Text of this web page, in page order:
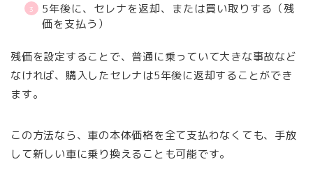
5年後に、セレナを返却、または買い取りする（残
価を支払う）
残価を設定することで、普通に乗っていて大きな事故など
なければ、購入したセレナは5年後に返却することができ
ます。
この方法なら、車の本体価格を全て支払わなくても、手放
して新しい車に乗り換えることも可能です。